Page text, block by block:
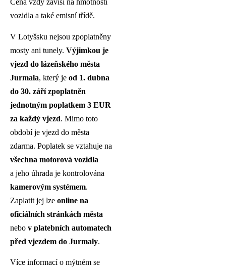
Cena vždy závisí na hmotnosti
vozidla a také emisní třídě.
V Lotyšsku nejsou zpoplatněny
mosty ani tunely. Výjimkou je
vjezd do lázeňského města
Jurmala, který je od 1. dubna
do 30. září zpoplatněn
jednotným poplatkem 3 EUR
za každý vjezd. Mimo toto
období je vjezd do města
zdarma. Poplatek se vztahuje na
všechna motorová vozidla
a jeho úhrada je kontrolována
kamerovým systémem.
Zaplatit jej lze online na
oficiálních stránkách města
nebo v platebních automatech
před vjezdem do Jurmaly.
Více informací o mýtném se